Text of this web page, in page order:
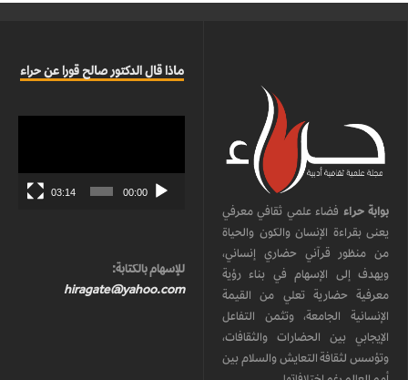
بوابة حراء فضاء علمي ثقافي معرفي
يعنى بقراءة الإنسان والكون والحياة
من منظور قرآني حضاري إنساني،
ويهدف إلى الإسهام في بناء رؤية
معرفية حضارية تعلي من القيمة
الإنسانية الجامعة، وتثمن التفاعل
الإيجابي بين الحضارات والثقافات،
وتؤسس لثقافة التعايش والسلام بين
ماذا قال الدكتور صالح قورا عن حراء
00:00
03:14
للإسهام بالكتابة:
hiragate@yahoo.com